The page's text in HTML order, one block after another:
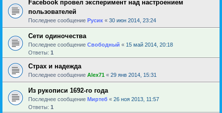
Facebook провел эксперимент над настроением
пользователей
Последнее сообщение Русик « 30 июн 2014, 23:24
Сети одиночества
Последнее сообщение Свободный « 15 май 2014, 20:18
Ответы: 1
Страх и надежда
Последнее сообщение Alex71 « 29 янв 2014, 15:31
Из рукописи 1692-го года
Последнее сообщение Миртеб « 26 ноя 2013, 11:57
Ответы: 1